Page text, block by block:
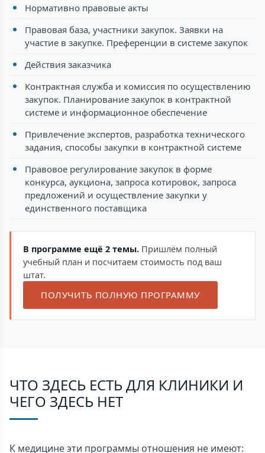
Нормативно правовые акты
Правовая база, участники закупок. Заявки на
участие в закупке. Преференции в системе закупок
Действия заказчика
Контрактная служба и комиссия по осуществлению
закупок. Планирование закупок в контрактной
системе и информационное обеспечение
Привлечение экспертов, разработка технического
задания, способы закупки в контрактной системе
Правовое регулирование закупок в форме
конкурса, аукциона, запроса котировок, запроса
предложений и осуществление закупки у
единственного поставщика
В программе ещё 2 темы. Пришлём полный
учебный план и посчитаем стоимость под ваш
штат.
ПОЛУЧИТЬ ПОЛНУЮ ПРОГРАММУ
ЧТО ЗДЕСЬ ЕСТЬ ДЛЯ КЛИНИКИ И
ЧЕГО ЗДЕСЬ НЕТ
К медицине эти программы отношения не имеют: